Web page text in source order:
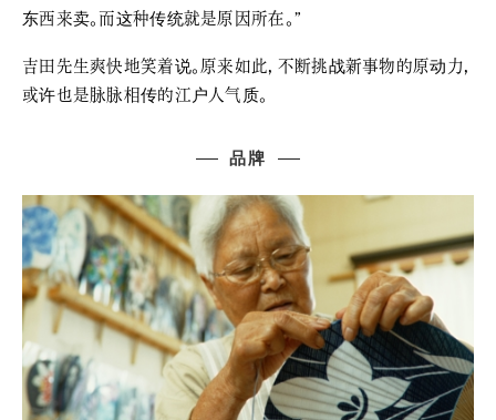
东西来卖。而这种传统就是原因所在。”
吉田先生爽快地笑着说。原来如此，不断挑战新事物的原动力，
或许也是脉脉相传的江户人气质。
品牌